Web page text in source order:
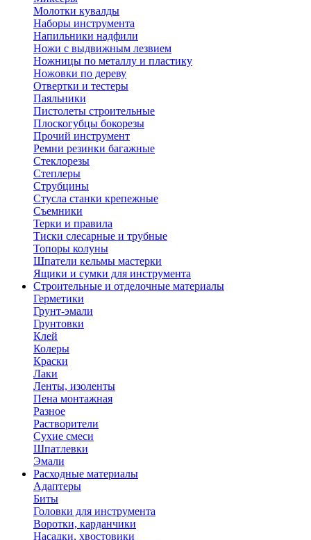
Молотки кувалды
Наборы инструмента
Напильники надфили
Ножи с выдвижным лезвием
Ножницы по металлу и пластику
Ножовки по дереву
Отвертки и тестеры
Паяльники
Пистолеты строительные
Плоскогубцы бокорезы
Прочий инструмент
Ремни резинки багажные
Стеклорезы
Степлеры
Струбцины
Стусла станки крепежные
Съемники
Терки и правила
Тиски слесарные и трубные
Топоры колуны
Шпатели кельмы мастерки
Ящики и сумки для инструмента
Строительные и отделочные материалы
Герметики
Грунт-эмали
Грунтовки
Клей
Колеры
Краски
Лаки
Ленты, изоленты
Пена монтажная
Разное
Растворители
Сухие смеси
Шпатлевки
Эмали
Расходные материалы
Адаптеры
Биты
Головки для инструмента
Воротки, карданчики
Насадки, хвостовики